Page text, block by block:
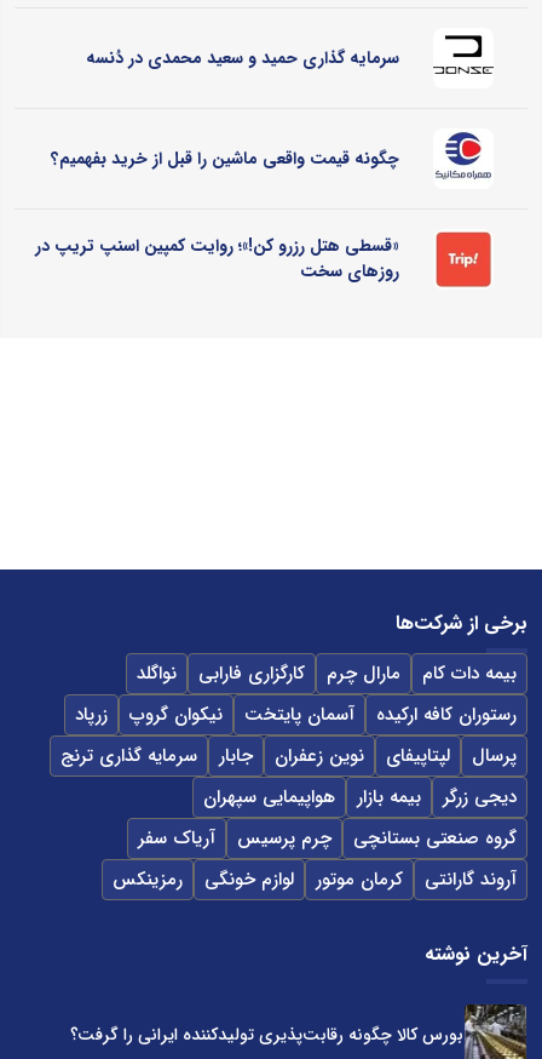
سرمایه گذاری حمید و سعید محمدی در دُنسه
چگونه قیمت واقعی ماشین را قبل از خرید بفهمیم؟
«قسطی هتل رزرو کن!»؛ روایت کمپین اسنپ تریپ در
روزهای سخت
برخی از شرکت‌ها
بیمه دات کام مارال چرم کارگزاری فارابی
نواگلد
رستوران کافه ارکیده
آسمان پایتخت نیکوان گروپ
زرپاد
پرسال
لپتاپیفای نوین زعفران جابار
سرمایه گذاری ترنج
دیجی زرگر
بیمه بازار
هواپیمایی سپهران
گروه صنعتی بستانچی
چرم پرسیس
آریاک سفر
آروند گارانتی
کرمان موتور لوازم خونگی رمزینکس
آخرین نوشته
بورس کالا چگونه رقابت‌پذیری تولیدکننده ایرانی را گرفت؟